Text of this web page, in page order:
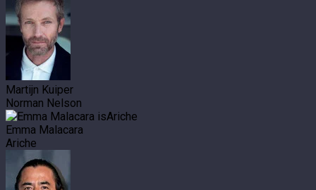
Martijn Kuiper
Norman Nelson
Emma Malacara
Ariche